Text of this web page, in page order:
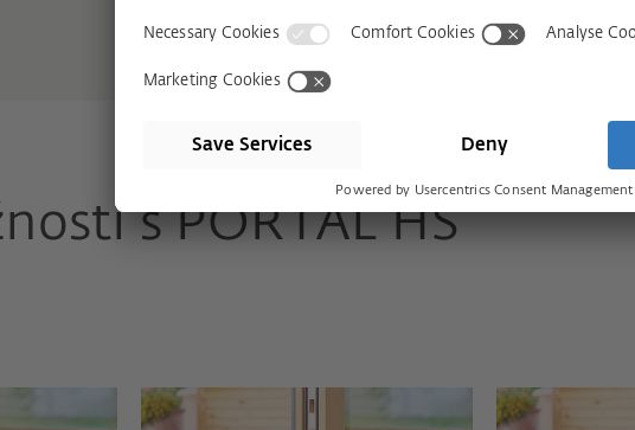
s PORTAL HS